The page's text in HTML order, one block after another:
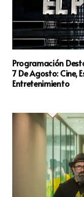
Programación
7 De Agosto: Cine,
Entretenimiento